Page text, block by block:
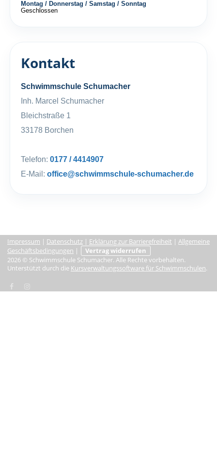
Montag / Donnerstag / Samstag / Sonntag
Geschlossen
Kontakt
Schwimmschule Schumacher
Inh. Marcel Schumacher
Bleichstraße 1
33178 Borchen
Telefon: 0177 / 4414907
E-Mail: office@schwimmschule-schumacher.de
Impressum | Datenschutz | Erklärung zur Barrierefreiheit | Allgemeine
Geschäftsbedingungen |
Vertrag widerrufen
2026 © Schwimmschule Schumacher. Alle Rechte vorbehalten.
Unterstützt durch die Kursverwaltungssoftware für Schwimmschulen.